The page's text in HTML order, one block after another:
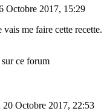
Octobre 2017, 15:29
me faire cette recette.
ce forum
20 Octobre 2017, 22:53